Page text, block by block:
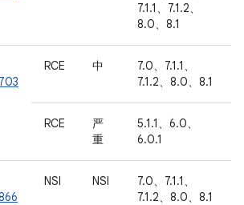
7.1.1、7.1.2、
8.0、8.1
RCE 中
7.0、7.1.1、
7.1.2、8.0、8.1
RCE
严
重
5.1.1、6.0、
6.0.1
NSI NSI
7.0、7.1.1、
7.1.2、8.0、8.1